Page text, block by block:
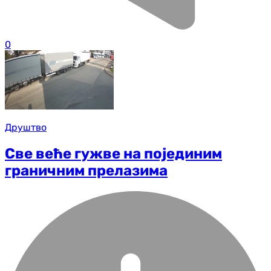
0
Друштво
Све веће гужве на појединим
граничним прелазима